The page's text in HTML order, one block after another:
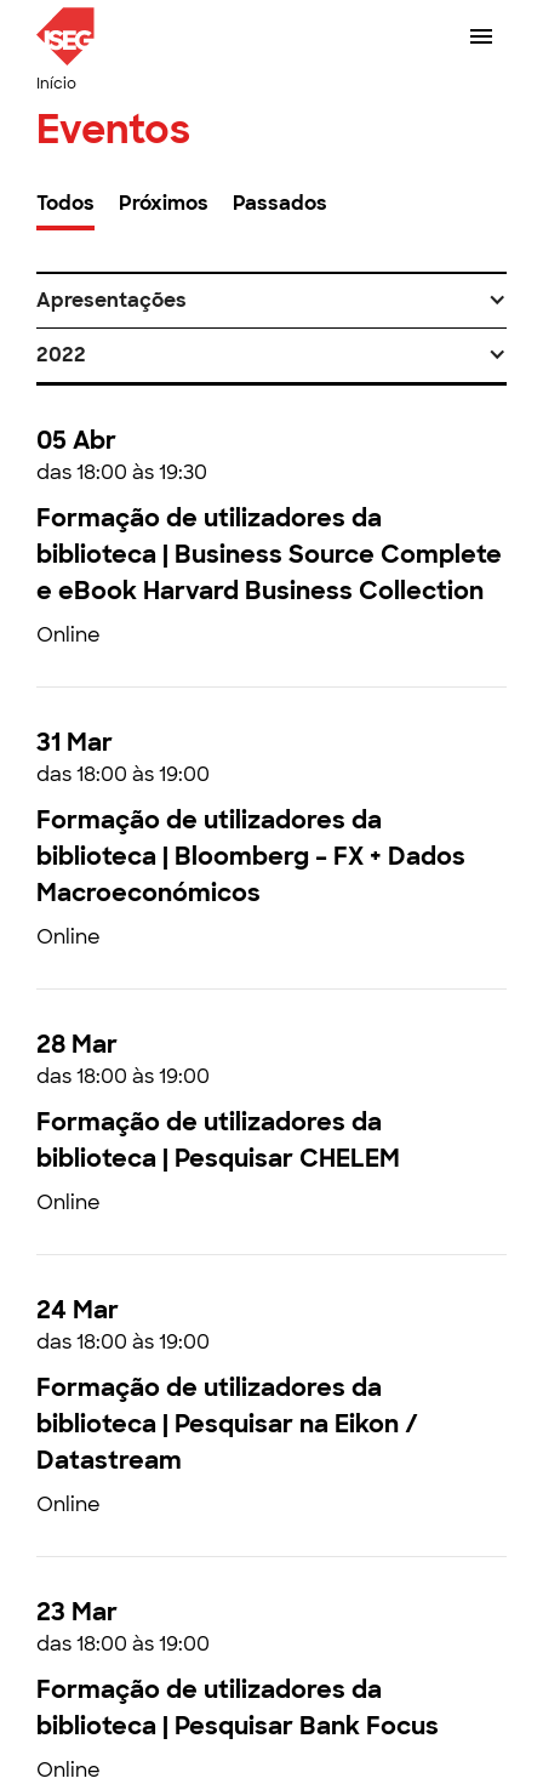
Início
Eventos
Todos Próximos Passados
Apresentações
2022
05 Abr
das 18:00 às 19:30
Formação de utilizadores da
biblioteca | Business Source Complete
e eBook Harvard Business Collection
Online
31 Mar
das 18:00 às 19:00
Formação de utilizadores da
biblioteca | Bloomberg – FX + Dados
Macroeconómicos
Online
28 Mar
das 18:00 às 19:00
Formação de utilizadores da
biblioteca | Pesquisar CHELEM
Online
24 Mar
das 18:00 às 19:00
Formação de utilizadores da
biblioteca | Pesquisar na Eikon /
Datastream
Online
23 Mar
das 18:00 às 19:00
Formação de utilizadores da
biblioteca | Pesquisar Bank Focus
Online